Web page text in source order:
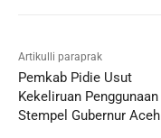
Artikulli paraprak
Pemkab Pidie Usut
Kekeliruan Penggunaan
Stempel Gubernur Aceh